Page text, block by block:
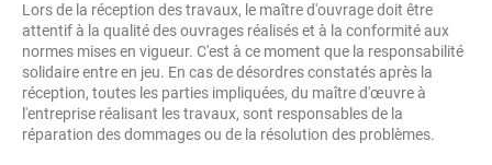
Lors de la réception des travaux, le maître d'ouvrage doit être
attentif à la qualité des ouvrages réalisés et à la conformité aux
normes mises en vigueur. C'est à ce moment que la responsabilité
solidaire entre en jeu. En cas de désordres constatés après la
réception, toutes les parties impliquées, du maître d'œuvre à
l'entreprise réalisant les travaux, sont responsables de la
réparation des dommages ou de la résolution des problèmes.